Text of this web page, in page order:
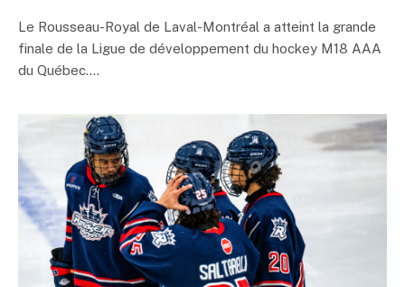
Le Rousseau-Royal de Laval-Montréal a atteint la grande
finale de la Ligue de développement du hockey M18 AAA
du Québec.…